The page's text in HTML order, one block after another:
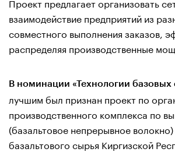
взаимодействие предприятий из
совместного выполнения заказов,
распределяя производственные
В номинации «Технологии базовых
лучшим был признан проект по
производственного комплекса по
(базальтовое непрерывное
базальтового сырья Киргизской